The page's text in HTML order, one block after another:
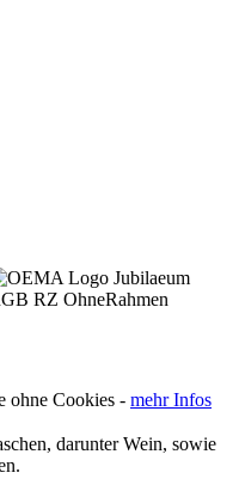
ohne Cookies - mehr Infos